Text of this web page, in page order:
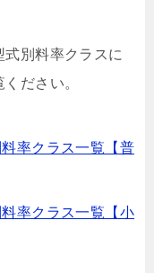
式別料率クラスに
ださい。
率クラス一覧【普
率クラス一覧【小